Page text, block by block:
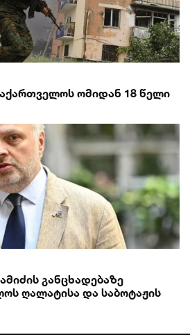
ომიდან 18 წელი
განცხადებაზე
ღალატისა და საბოტაჟის